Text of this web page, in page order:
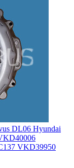
DL06 Hyundai
VKD39950